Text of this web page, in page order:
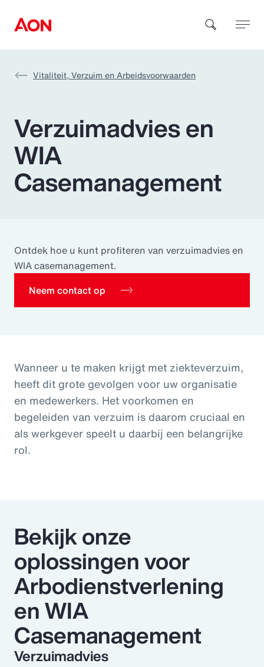
How can we help you?
Popular Searches
Benefits
Pay Transparency
Parametrics
Vitaliteit, Verzuim en Arbeidsvoorwaarden
Verzuimadvies en
WIA
Casemanagement
Ontdek hoe u kunt profiteren van verzuimadvies en
WIA casemanagement.
Neem contact op
Wanneer u te maken krijgt met ziekteverzuim,
heeft dit grote gevolgen voor uw organisatie
en medewerkers. Het voorkomen en
begeleiden van verzuim is daarom cruciaal en
als werkgever speelt u daarbij een belangrijke
rol.
Bekijk onze
oplossingen voor
Arbodienstverlening
en WIA
Casemanagement
Verzuimadvies